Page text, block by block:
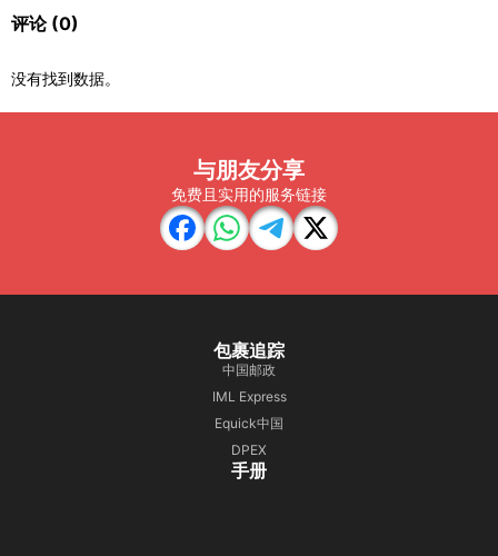
评论 (0)
没有找到数据。
与朋友分享
免费且实用的服务链接
包裹追踪
中国邮政
IML Express
Equick中国
DPEX
手册